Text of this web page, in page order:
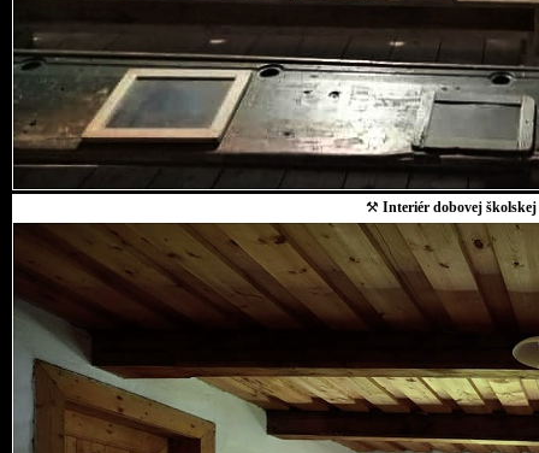
⚒ Interiér dobovej